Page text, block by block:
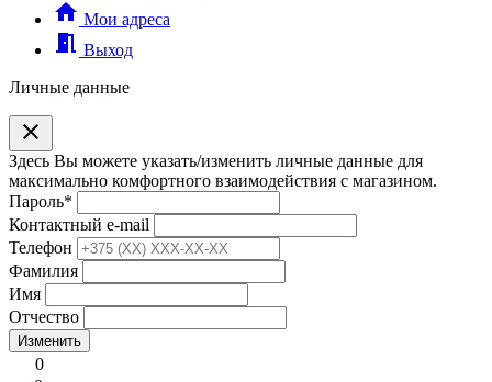
home Мои адреса
meeting_room Выход
Личные данные
clear
Здесь Вы можете указать/изменить личные данные для
максимально комфортного взаимодействия с магазином.
Пароль*
Контактный e-mail
Телефон
Фамилия
Имя
Отчество
Изменить
0